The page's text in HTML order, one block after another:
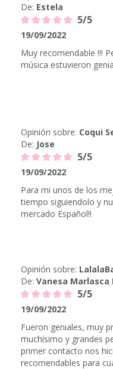
De: Estela
5/5
19/09/2022
Muy recomendable !!!
música estuvieron
Opinión sobre: Coqui
De: Jose
5/5
19/09/2022
Para mi unos de los
tiempo siguiendolo y
mercado Español!!
Opinión sobre:
De: Vanesa Marlasca
5/5
19/09/2022
Fueron geniales, muy
muchísimo y grandes
primer contacto nos
recomendables para